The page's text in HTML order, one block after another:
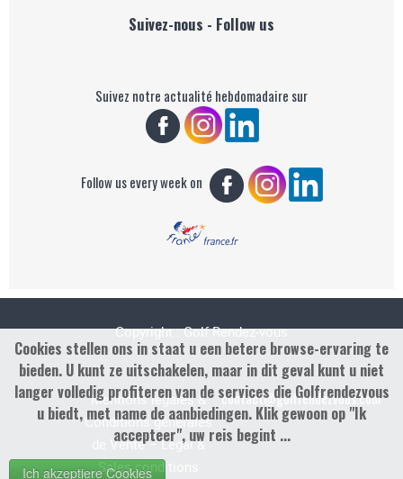
Suivez-nous - Follow us
Suivez notre actualité hebdomadaire sur
Follow us every week on
Copyright : Golf Rendez-vous
Mentions légales &
Conditions générales
de Vente – Legal &
Sales conditions
contact@golfrendezvous.com
Cookies stellen ons in staat u een betere browse-ervaring te
bieden. U kunt ze uitschakelen, maar in dit geval kunt u niet
langer volledig profiteren van de services die Golfrendezvous
u biedt, met name de aanbiedingen. Klik gewoon op "Ik
accepteer", uw reis begint ...
Ich akzeptiere Cookies